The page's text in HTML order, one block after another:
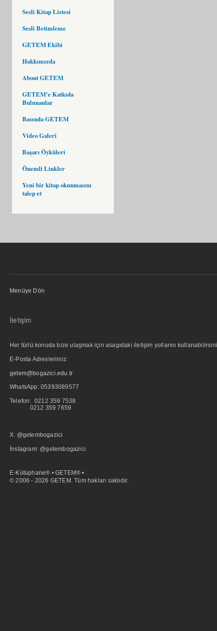
Sesli Kitap Listesi
Sesli Betimleme
GETEM Ekibi
Hakkımızda
About GETEM
GETEM'e Katkıda
Bulunanlar
Basında GETEM
Video Galeri
Başarı Öyküleri
Önemli Linkler
Yeni bir kitap okunmasını
talep et
Menüye Dön
İletişim
Her türlü konuda bize ulaşmak için asagıdaki iletişim yollarını
E-Posta Adreslerimiz:
getem@bogazici.edu.tr
WhatsApp: 05393089577
Telefon: 0212 359 7538
0212 359 7659
X: @getembogazici
İnstagram: @getembogazici
E-Kütüphane® • GETEM® •
© 2006 - 2026 GETEM. Tüm hakları saklıdır.